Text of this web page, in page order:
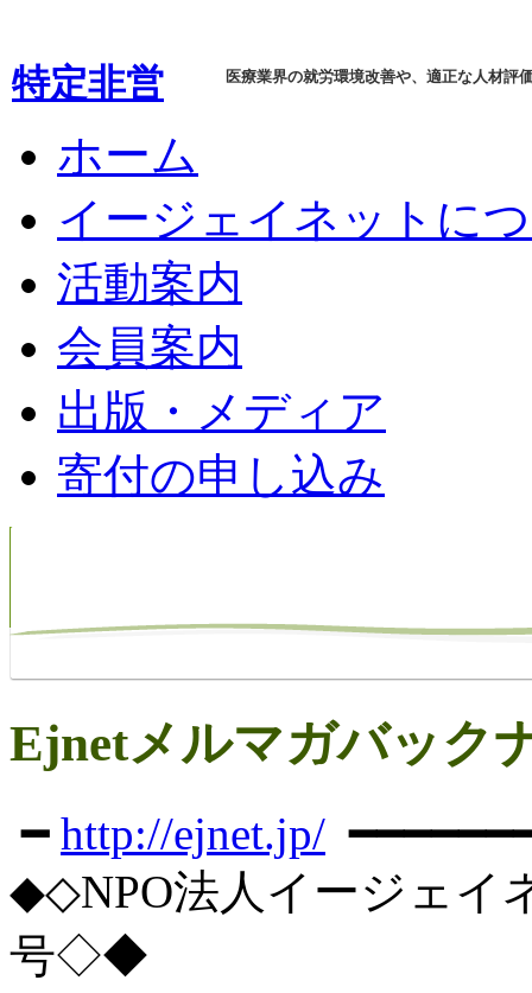
特定非営
利活動法
人 イージ
ェイネッ
ト(Ejnet)
医療業界の就労環境改善や、適正な人材評
ホーム
イージェイネットに
活動案内
会員案内
出版・メディア
寄付の申し込み
Ejnetメルマガバック
━ http://ejnet.jp/
◆◇NPO法人イージェ
号◇◆